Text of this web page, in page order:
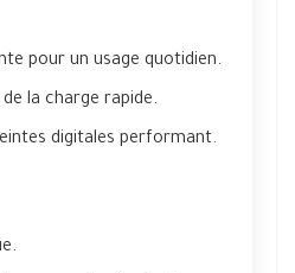
pour un usage quotidien.
la charge rapide.
digitales performant.